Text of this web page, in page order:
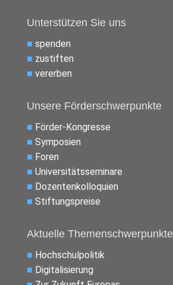
Unterstützen Sie uns
■ spenden
■ zustiften
■ vererben
Unsere Förderschwerpunkte
■ Förder-Kongresse
■ Symposien
■ Foren
■ Universitätsseminare
■ Dozentenkolloquien
■ Stiftungspreise
Aktuelle Themenschwerpunkte
■ Hochschulpolitik
■ Digitalisierung